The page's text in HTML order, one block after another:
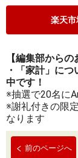
楽天市
【編集部からの
・「家計」につ
中です！
※抽選で20名に
※謝礼付きの限
なります
前のページへ